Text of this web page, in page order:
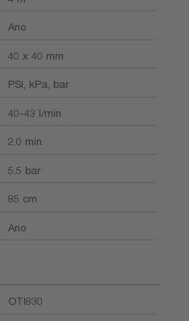
Ano
40 x 40 mm
PSI, kPa, bar
40-43 l/min
2.0 min
5.5 bar
85 cm
Ano
OTI830